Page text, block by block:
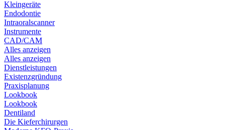
Kleingeräte
Endodontie
Intraoralscanner
Instrumente
CAD/CAM
Alles anzeigen
Alles anzeigen
Dienstleistungen
Existenzgründung
Praxisplanung
Lookbook
Lookbook
Dentiland
Die Kieferchirurgen